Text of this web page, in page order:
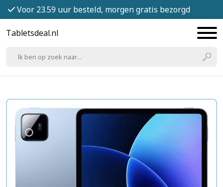
Voor 23.59 uur besteld, morgen gratis bezorgd
Tabletsdeal.nl